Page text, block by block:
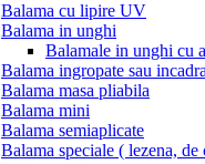
Balama cu lipire UV
Balama in unghi
Balamale in unghi cu
Balama ingropate sau
Balama masa pliabila
Balama mini
Balama semiaplicate
Balama speciale ( lezena, de